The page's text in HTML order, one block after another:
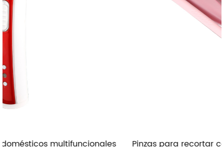
Pinzas para recortar cejas luminosas LED de